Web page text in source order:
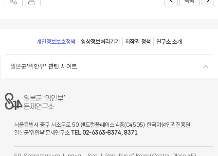
Footer
개인정보보호정책 영상정보처리기기 저작권 정책 연구소 소개
일본군'위안부' 관련 사이트
서울특별시 중구 서소문로 50 센트럴플레이스 4층(04505) 한국여성인권진흥원
일본군‘위안부’문제연구소 TEL 02-6363-8374, 8371